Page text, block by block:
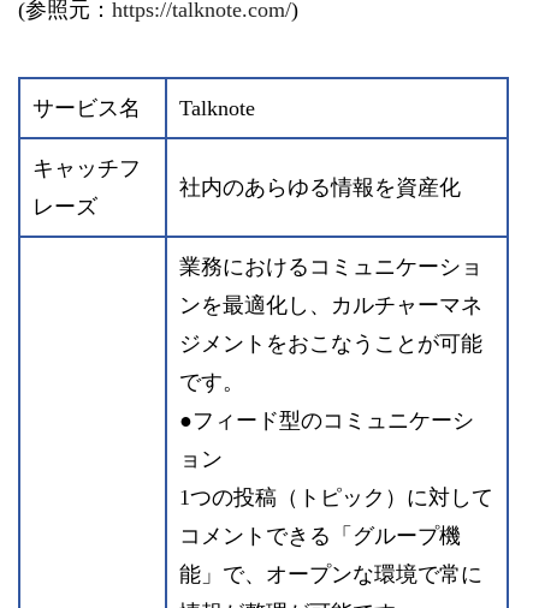
(参照元： https://talknote.com/)
サービス名 Talknote
キャッチフ
レーズ
社内のあらゆる情報を資産化
業務におけるコミュニケーショ
ンを最適化し、カルチャーマネ
ジメントをおこなうことが可能
です。
●フィード型のコミュニケーシ
ョン
1つの投稿（トピック）に対して
コメントできる「グループ機
能」で、オープンな環境で常に